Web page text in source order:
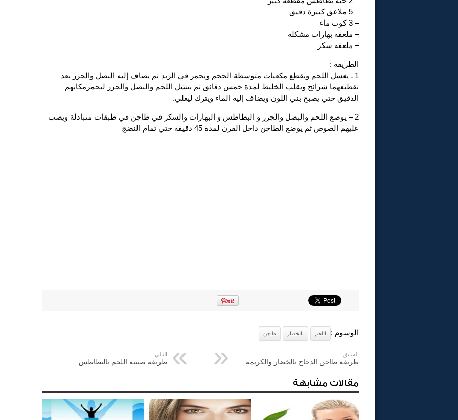
– 5 ملاعق كبيرة دقيق
– 3 كوب ماء
– ملعقه بهارات مشكله
– ملعقه سكر
الطريقة :
1 ـ يغسل اللحم ويقطع مكعبات متوسطة الحجم ويحمر في الزبد ثم يضاف إليه البصل والجزر بعد
تقطيعهما شرائح ويقلب الخليط لمدة خمس دقائق ثم ينشل اللحم والبصل والجزر ليحمرمكانهم
الدقيق حتي يصبح بني اللون ويضاف إليه الماء ويترك ليغلي.
2 – يوضع اللحم والبصل والجزر و البطاطس و البهارات والسكر في طاجن في طبقات متبادلة ويصب
عليهم الصوص ثم يوضع الطاجن داخل الفرن لمدة 45 دقيقة حتي تمام النضج
الوسوم : اللحم بالخضار طاجن
السابق:
طريقة طاجن الدجاج بالخضار والكريمة
التالي:
طريقة صينية اللحم بالبطاطس
مقالات مشابهة